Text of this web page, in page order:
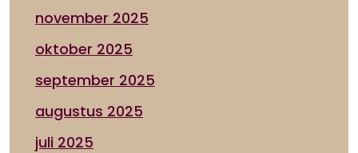
november 2025
oktober 2025
september 2025
augustus 2025
juli 2025